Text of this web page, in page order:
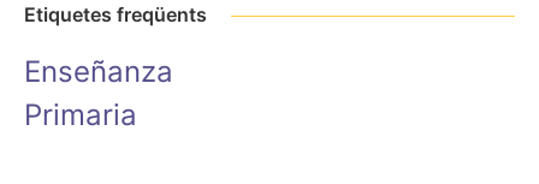
Etiquetes freqüents
Enseñanza
Primaria